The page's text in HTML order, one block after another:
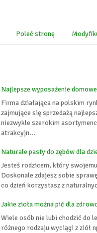
Poleć stronę
Najlepsze wyposażenie
Firma działająca na polskim
zajmujące się sprzedażą
niezwykle szerokim
atrakcyjn...
Naturale pasty do zębów dla
Jesteś rodzicem, który
Doskonale zdajesz sobie
co dzień korzystasz z
Jakie zioła można pić dla
Wiele osób nie lubi chodzić do
różnego rodzaju wyciągi z ziół